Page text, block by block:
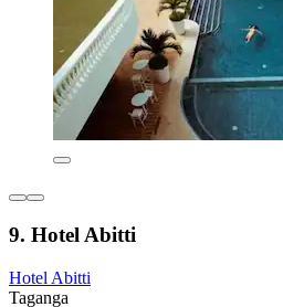
9. Hotel Abitti
Hotel Abitti
Taganga